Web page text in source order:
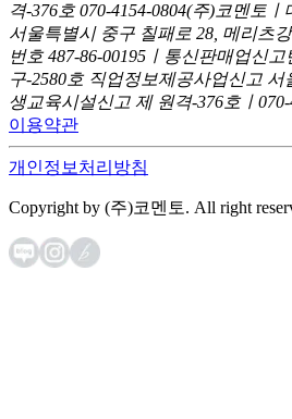
격-376호 070-4154-0804(주)코멘토ㅣ
서울특별시 중구 칠패로 28, 메리츠
번호 487-86-00195ㅣ통신판매업신
구-2580호 직업정보제공사업신고 서
생교육시설신고 제 원격-376호ㅣ070-
이용약관
개인정보처리방침
Copyright by (주)코멘토. All right